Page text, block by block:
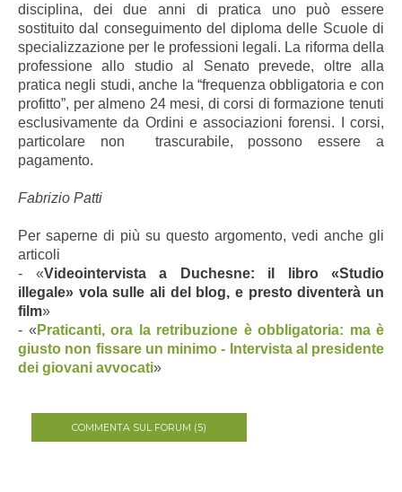
disciplina, dei due anni di pratica uno può essere
sostituito dal conseguimento del diploma delle Scuole di
specializzazione per le professioni legali. La riforma della
professione allo studio al Senato prevede, oltre alla
pratica negli studi, anche la “frequenza obbligatoria e con
profitto”, per almeno 24 mesi, di corsi di formazione tenuti
esclusivamente da Ordini e associazioni forensi. I corsi,
particolare non
trascurabile, possono essere a
pagamento.
Fabrizio Patti
Per saperne di più su questo argomento, vedi anche gli
articoli
- «Videointervista a Duchesne: il libro «Studio
illegale» vola sulle ali del blog, e presto diventerà un
film»
- « Praticanti, ora la retribuzione è obbligatoria: ma è
giusto non fissare un minimo - Intervista al presidente
dei giovani avvocati»
COMMENTA SUL FORUM (5)